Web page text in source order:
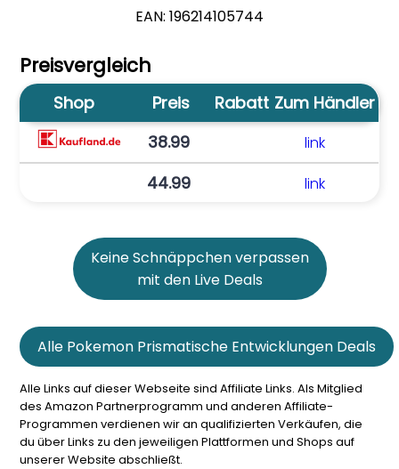
EAN: 196214105744
Preisvergleich
Shop Preis Rabatt Zum Händler
38.99
link
44.99 link
Keine Schnäppchen verpassen
mit den Live Deals
Alle Pokemon Prismatische Entwicklungen Deals
Alle Links auf dieser Webseite sind Affiliate Links. Als Mitglied
des Amazon Partnerprogramm und anderen Affiliate-
Programmen verdienen wir an qualifizierten Verkäufen, die
du über Links zu den jeweiligen Plattformen und Shops auf
unserer Website abschließt.